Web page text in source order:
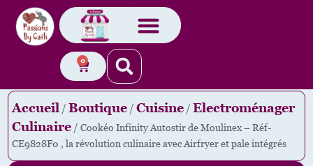
0
Accueil / Boutique /Cuisine / Electroménager
Culinaire / Cookéo Infinity Autostir de Moulinex – Réf-
CE9828F0 , la révolution culinaire avec Airfryer et pale intégrés